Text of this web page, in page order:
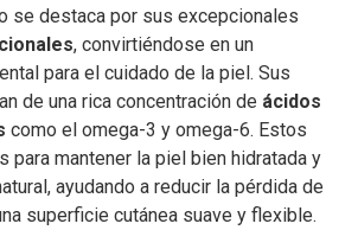
se destaca por sus excepcionales
, convirtiéndose en un
para el cuidado de la piel. Sus
de una rica concentración de ácidos
como el omega-3 y omega-6. Estos
para mantener la piel bien hidratada y
ayudando a reducir la pérdida de
superficie cutánea suave y flexible.